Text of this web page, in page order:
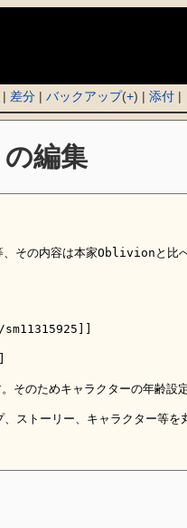
| 差分 |バックアップ(+) |添付 |
の編集